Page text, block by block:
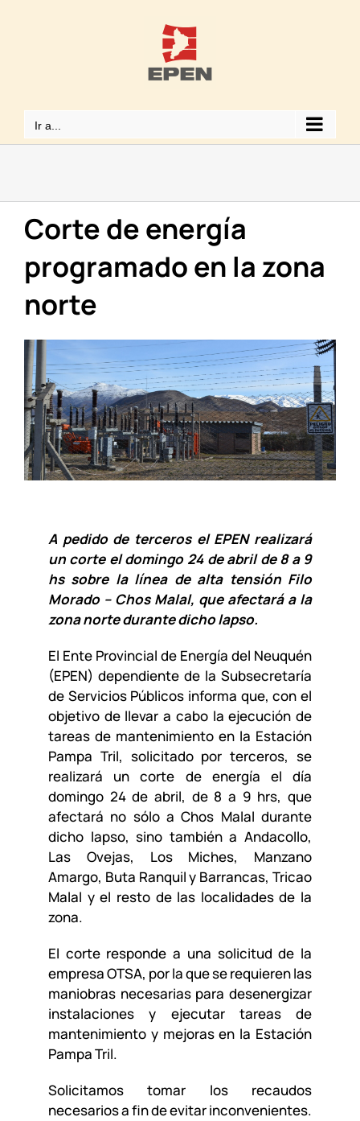
Ir a...
Corte de energía
programado en la zona
norte
A pedido de terceros el EPEN realizará
un corte el domingo 24 de abril de 8 a 9
hs sobre la línea de alta tensión Filo
Morado – Chos Malal, que afectará a la
zona norte durante dicho lapso.
El Ente Provincial de Energía del Neuquén
(EPEN) dependiente de la Subsecretaría
de Servicios Públicos informa que, con el
objetivo de llevar a cabo la ejecución de
tareas de mantenimiento en la Estación
Pampa Tril, solicitado por terceros, se
realizará un corte de energía el día
domingo 24 de abril, de 8 a 9 hrs, que
afectará no sólo a Chos Malal durante
dicho lapso, sino también a Andacollo,
Las Ovejas, Los Miches, Manzano
Amargo, Buta Ranquil y Barrancas, Tricao
Malal y el resto de las localidades de la
zona.
El corte responde a una solicitud de la
empresa OTSA, por la que se requieren las
maniobras necesarias para desenergizar
instalaciones y ejecutar tareas de
mantenimiento y mejoras en la Estación
Pampa Tril.
Solicitamos tomar los recaudos
necesarios a fin de evitar inconvenientes.